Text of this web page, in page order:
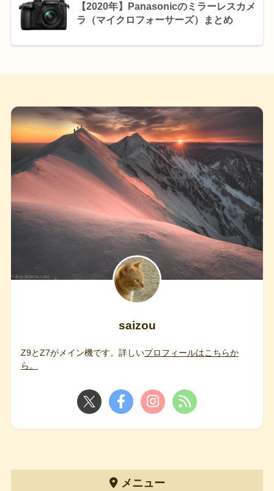
【2020年】Panasonicのミラーレスカメ
ラ（マイクロフォーサーズ）まとめ
saizou
Z9とZ7がメイン機です。詳しいプロフィールはこちらか
ら。
メニュー